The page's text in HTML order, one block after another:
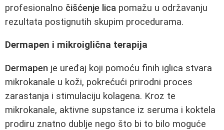
profesionalno čišćenje lica pomažu u održavanju
rezultata postignutih skupim procedurama.
Dermapen i mikroiglična terapija
Dermapen je uređaj koji pomoću finih iglica stvara
mikrokanale u koži, pokrećući prirodni proces
zarastanja i stimulaciju kolagena. Kroz te
mikrokanale, aktivne supstance iz seruma i koktela
prodiru znatno dublje nego što bi to bilo moguće